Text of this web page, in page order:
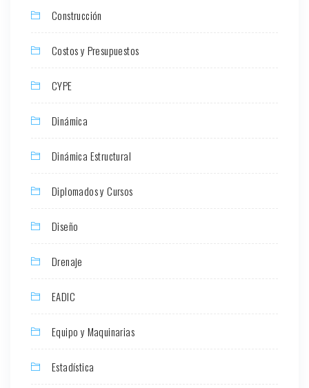
Construcción
Costos y Presupuestos
CYPE
Dinámica
Dinámica Estructural
Diplomados y Cursos
Diseño
Drenaje
EADIC
Equipo y Maquinarias
Estadística